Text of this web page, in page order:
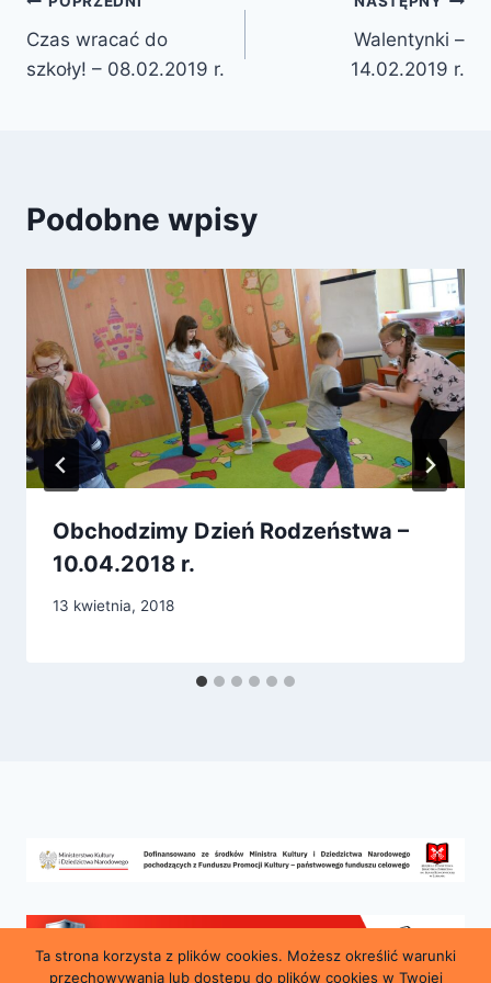
Nawigacja
wpisu
Czas wracać do
szkoły! – 08.02.2019 r.
Walentynki –
14.02.2019 r.
Podobne wpisy
Obchodzimy Dzień Rodzeństwa –
10.04.2018 r.
13 kwietnia, 2018
Ta strona korzysta z plików cookies. Możesz określić warunki
przechowywania lub dostępu do plików cookies w Twojej